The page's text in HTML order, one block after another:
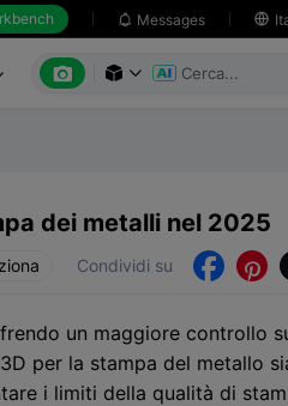
 Messages 
  
dei metalli nel 2025
Condividi su 
un maggiore controllo
per la stampa del metallo
i limiti della qualità di